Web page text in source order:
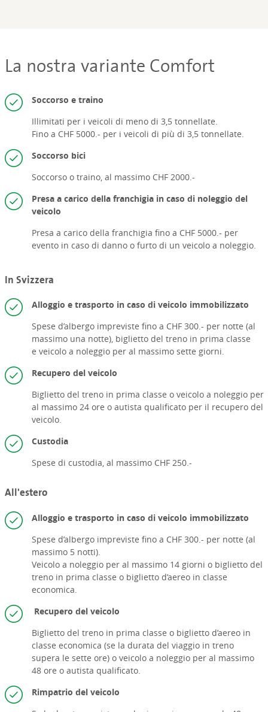
La nostra variante Comfort
Soccorso e traino
Illimitati per i veicoli di meno di 3,5 tonnellate.
Fino a CHF 5000.- per i veicoli di più di 3,5 tonnellate.
Soccorso bici
Soccorso o traino, al massimo CHF 2000.-
Presa a carico della franchigia in caso di noleggio del
veicolo
Presa a carico della franchigia fino a CHF 5000.- per
evento in caso di danno o furto di un veicolo a noleggio.
In Svizzera
Alloggio e trasporto in caso di veicolo immobilizzato
Spese d’albergo impreviste fino a CHF 300.- per notte (al
massimo una notte), biglietto del treno in prima classe
e veicolo a noleggio per al massimo sette giorni.
Recupero del veicolo
Biglietto del treno in prima classe o veicolo a noleggio per
al massimo 24 ore o autista qualificato per il recupero del
veicolo.
Custodia
Spese di custodia, al massimo CHF 250.-
All'estero
Alloggio e trasporto in caso di veicolo immobilizzato
Spese d’albergo impreviste fino a CHF 300.- per notte (al
massimo 5 notti).
Veicolo a noleggio per al massimo 14 giorni o biglietto del
treno in prima classe o biglietto d’aereo in classe
economica.
Recupero del veicolo
Biglietto del treno in prima classe o biglietto d’aereo in
classe economica (se la durata del viaggio in treno
supera le sette ore) o veicolo a noleggio per al massimo
48 ore o autista qualificato.
Rimpatrio del veicolo